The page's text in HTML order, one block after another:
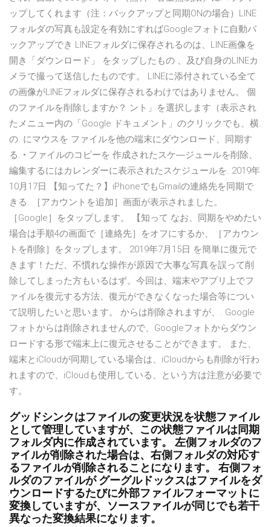
ップしてくれます（注：バックアップと同期ONの場合）LINE
フォルダの写真も設定を有効にすればGoogleフォトに自動バ
ックアップでき LINEフォルダに保存されるのは、LINE画像を
開き「ダウンロード」 をタップしたもの 、及び自身のLINEカ
メラで撮って送信したものです。 LINEに添付されている全て
の画像がLINEフォルダに保存されるわけではありません。 個
のファイルを削除しますか？ ント」を選択します（表示され
たメニュー内の「Google ドキュメント」のクリックでも、横.
の. にマウスを ファイルを他の端末にダウンロード、同期す
る. • ファイルのコピーを 作成されたスケ―ジュールを削除、
編集するにはカレンダーに表示されたスケジュールを. 2019年
10月17日 【知ってた？】iPhoneでもGmailの連絡先を同期で
きる. ［アカウントを追加］画面が表示されました。
［Google］をタップします。 【知って なお、同期をやめたい
場合は手順4の画面で［連絡先］をオフにするか、［アカウン
トを削除］をタップします。 2019年7月15日 を簡単に復元で
きます！ただ、不慣れな操作が原因で大事な写真を誤って削
除してしまった方もいるはず。今回は、端末やアプリ上でフ
ァイルを復元する方法、復元ができなくなった場合等につい
て説明したいと思います。 からは削除されますが、. Google
フォトからは削除されませんので、Googleフォトからダウン
ロードする形で端末上に復元させることができます。 また、
端末とiCloudが同期している場合は、iCloudからも削除が行わ
れますので、iCloudも使用している、という方は注意が必要で
す。
グッドシンクはファイルの変更状況を状態ファイル
として管理していますが、この状態ファイルは同期
フォルダ内に作成されています。 左側フォルダのフ
ァイルが削除された場合は、右側フォルダの対応す
るファイルが削除されることになります。 右側フォ
ルダのファイルが グーグルドックスはファイルをダ
ウンロードするたびに外部ファイルフォーマットに
変換していますが、ソースファイルが同じでも若干
異なった変換結果になります。